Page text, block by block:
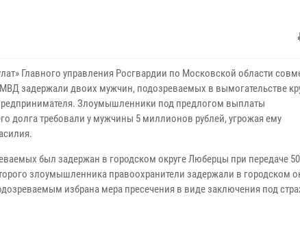
Главного управления Росгвардии по Московской области
задержали двоих мужчин, подозреваемых в вымогательстве
Злоумышленники под предлогом выплаты
долга требовали у мужчины 5 миллионов рублей, угрожая ему
был задержан в городском округе Люберцы при передаче
злоумышленника правоохранители задержали в городском
избрана мера пресечения в виде заключения под